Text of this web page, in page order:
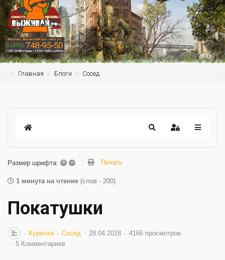
Главная Блоги Сосед
Размер шрифта: + – Печать
1 минута на чтение (слов - 200)
Покатушки
Курилка Сосед 28.04.2018
4166 просмотров
5 Комментариев